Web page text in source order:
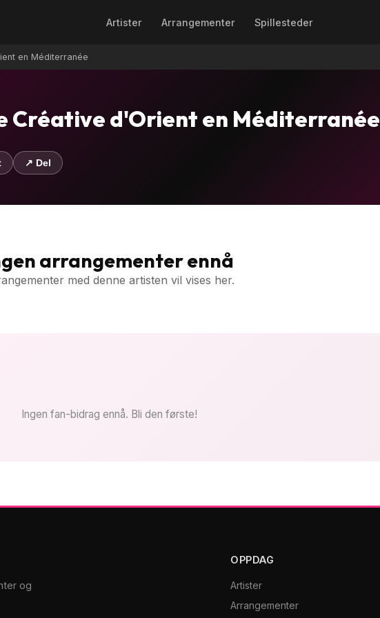
Artister Arrangementer Spillesteder
en Méditerranée
Créative d'Orient en Méditerranée
↗ Del
arrangementer ennå
med denne artisten vil vises her.
Ingen fan-bidrag ennå. Bli den første!
og
OPPDAG
Artister
Arrangementer